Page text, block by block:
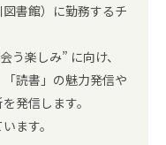
書館）に勤務するチ
楽しみ” に向け、
読書」の魅力発信や
発信します。
ます。